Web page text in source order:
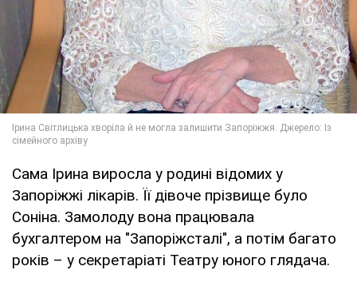
Сама Ірина виросла у родині відомих у
Запоріжжі лікарів. Її дівоче прізвище було
Соніна. Замолоду вона працювала
бухгалтером на "Запоріжсталі", а потім багато
років – у секретаріаті Театру юного глядача.